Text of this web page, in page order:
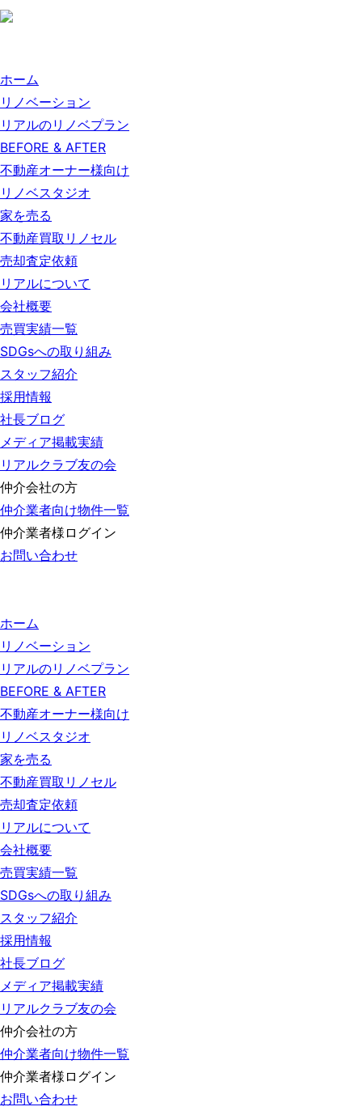
ホーム
リノベーション
リアルのリノベプラン
BEFORE & AFTER
不動産オーナー様向け
リノベスタジオ
家を売る
不動産買取リノセル
売却査定依頼
リアルについて
会社概要
売買実績一覧
SDGsへの取り組み
スタッフ紹介
採用情報
社長ブログ
メディア掲載実績
リアルクラブ友の会
仲介会社の方
仲介業者向け物件一覧
仲介業者様ログイン
お問い合わせ
ホーム
リノベーション
リアルのリノベプラン
BEFORE & AFTER
不動産オーナー様向け
リノベスタジオ
家を売る
不動産買取リノセル
売却査定依頼
リアルについて
会社概要
売買実績一覧
SDGsへの取り組み
スタッフ紹介
採用情報
社長ブログ
メディア掲載実績
リアルクラブ友の会
仲介会社の方
仲介業者向け物件一覧
仲介業者様ログイン
お問い合わせ